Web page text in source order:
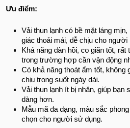
Ưu điểm:
Vải thun lạnh có bề mặt láng
giác thoải mái, dễ chịu cho người
Khả năng đàn hồi, co giãn tốt,
trong trường hợp cần vận động
Có khả năng thoát ẩm tốt, không
chịu trong suốt ngày dài.
Vải thun lạnh ít bị nhăn, giúp bạn
dàng hơn.
Mẫu mã đa dạng, màu sắc
chọn cho người sử dụng.